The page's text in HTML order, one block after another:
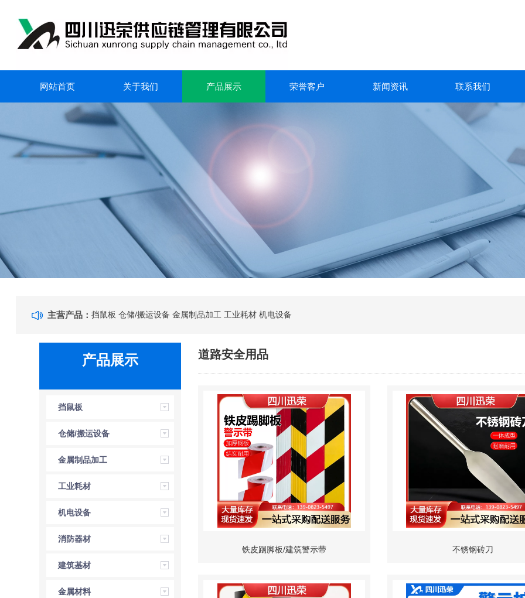
网站首页 关于我们 产品展示 荣誉客户 新闻资讯 联系我们
主营产品：挡鼠板 仓储/搬运设备 金属制品加工 工业耗材 机电设备
产品展示
挡鼠板
仓储/搬运设备
金属制品加工
工业耗材
机电设备
消防器材
建筑基材
金属材料
道路安全用品
铁皮踢脚板/建筑警示带 不锈钢砖刀